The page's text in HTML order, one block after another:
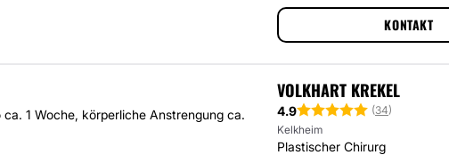
KONTAKT
1 Woche, körperliche Anstrengung ca.
VOLKHART KREKEL
4.9 (34)
Kelkheim
Plastischer Chirurg